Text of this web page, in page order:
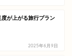
度が上がる旅行プラン
2025年6月9日